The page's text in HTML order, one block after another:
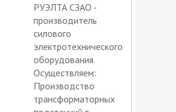
РУЭЛТА СЗАО -
производитель
силового
электротехнического
оборудования.
Осуществляем:
Производство
трансформаторных